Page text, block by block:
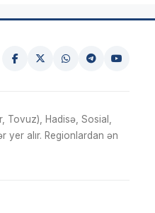
Tovuz), Hadisə, Sosial,
yer alır. Regionlardan ən